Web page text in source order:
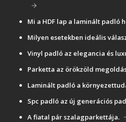
Mi a HDF lap a laminált padló
Milyen esetekben ideális
Vinyl padló az elegancia és
Parketta az örökzöld
Laminált padló a
Spc padló az új generációs
A fiatal pár szalagparkettája.